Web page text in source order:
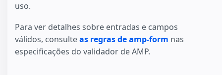
uso.
Para ver detalhes sobre entradas e campos
válidos, consulteas regras de amp-form nas
especificações do validador de AMP.